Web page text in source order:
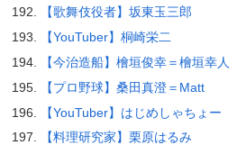
【歌舞伎役者】坂東玉三郎
【YouTuber】桐崎栄二
【今治造船】檜垣俊幸＝檜垣幸人
【プロ野球】桑田真澄＝Matt
【YouTuber】はじめしゃちょー
【料理研究家】栗原はるみ